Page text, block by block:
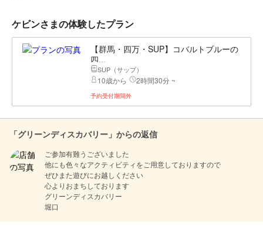
ケビンさまの体験したプラン
【群馬・四万・SUP】コバルトブルーの
四...
SUP（サップ）
10歳から 2時間30分 ~
予約受付期間外
「グリーンディスカバリー」からの返信
ご参加有難うございました
他にも色々なアクティビティをご用意しておりますので
ぜひまた遊びにお越しください
心よりおまちしております
グリーンディスカバリー
堀口